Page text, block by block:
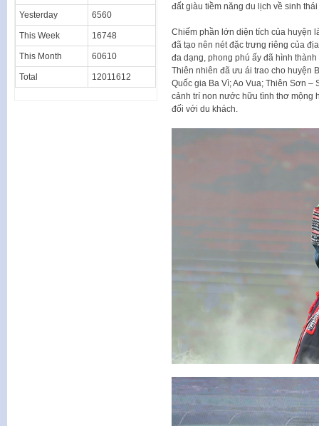
đất giàu tiềm năng du lịch về sinh
Chiếm phần lớn diện tích của huyện
đã tạo nên nét đặc trưng riêng của
đa dạng, phong phú ấy đã hình
Thiên nhiên đã ưu ái trao cho huyện
Quốc gia Ba Vì; Ao Vua; Thiên Sơn
cảnh trí non nước hữu tình thơ mộng
đối với du khách.
Yesterday 6560
This Week 16748
This Month 60610
Total 12011612